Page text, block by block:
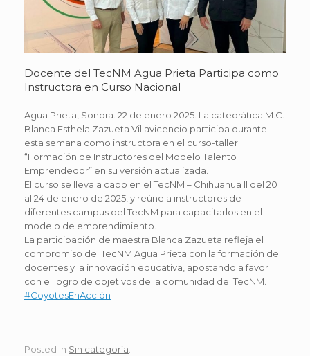
Docente del TecNM Agua Prieta Participa como
Instructora en Curso Nacional
Agua Prieta, Sonora. 22 de enero 2025. La catedrática M.C.
Blanca Esthela Zazueta Villavicencio participa durante
esta semana como instructora en el curso-taller
“Formación de Instructores del Modelo Talento
Emprendedor” en su versión actualizada.
El curso se lleva a cabo en el TecNM – Chihuahua II del 20
al 24 de enero de 2025, y reúne a instructores de
diferentes campus del TecNM para capacitarlos en el
modelo de emprendimiento.
La participación de maestra Blanca Zazueta refleja el
compromiso del TecNM Agua Prieta con la formación de
docentes y la innovación educativa, apostando a favor
con el logro de objetivos de la comunidad del TecNM.
#CoyotesEnAcción
Posted in Sin categoría.